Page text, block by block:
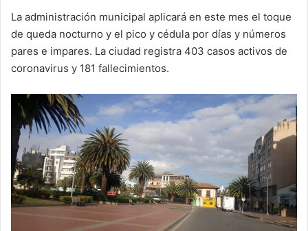
La administración municipal aplicará en este mes el toque
de queda nocturno y el pico y cédula por días y números
pares e impares. La ciudad registra 403 casos activos de
coronavirus y 181 fallecimientos.